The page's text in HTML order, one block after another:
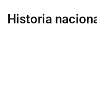
Historia